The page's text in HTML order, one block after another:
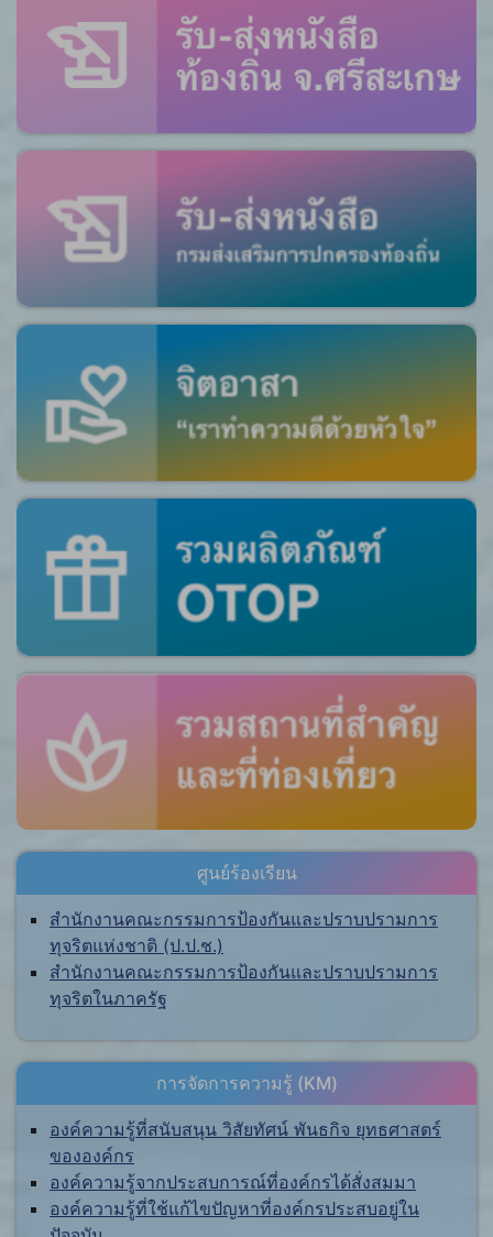
ศูนย์ร้องเรียน
สำนักงานคณะกรรมการป้องกันและปราบปรามการ
ทุจริตแห่งชาติ (ป.ป.ช.)
สำนักงานคณะกรรมการป้องกันและปราบปรามการ
ทุจริตในภาครัฐ
การจัดการความรู้ (KM)
องค์ความรู้ที่สนับสนุน วิสัยทัศน์ พันธกิจ ยุทธศาสตร์
ขององค์กร
องค์ความรู้จากประสบการณ์ที่องค์กรได้สั่งสมมา
องค์ความรู้ที่ใช้แก้ไขปัญหาที่องค์กรประสบอยู่ใน